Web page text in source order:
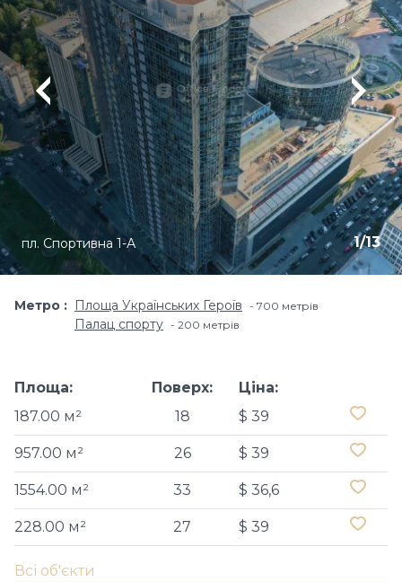
1/13
пл. Спортивна 1-А
Метро Площа Українських Героїв 700 метрiв
Палац спорту 200 метрiв
Площа:
187.00 м²
Поверх:
18
Ціна:
$ 39
957.00 м² 26 $ 39
1554.00 м² 33 $ 36,6
228.00 м² 27 $ 39
Всі об'єкти